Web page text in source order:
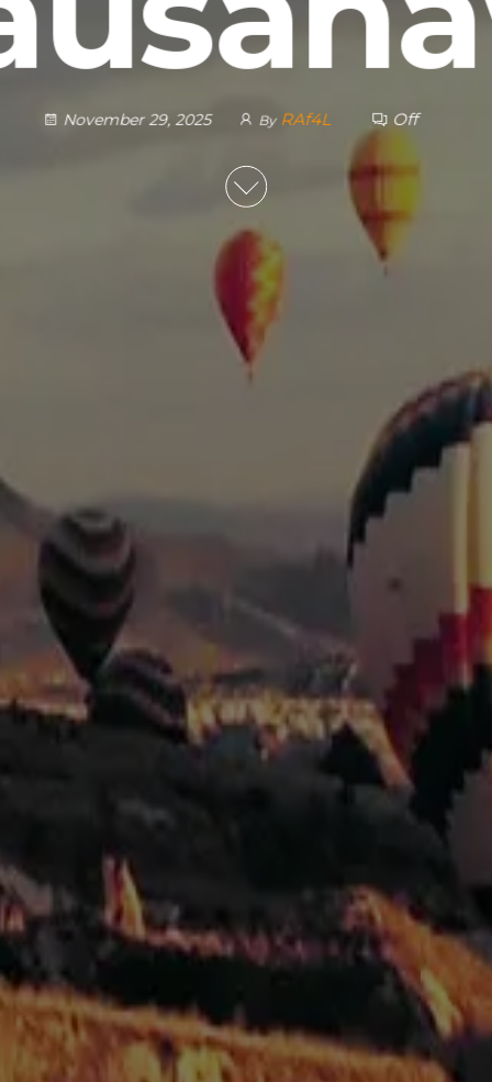
November 29, 2025 By RAf4L Off